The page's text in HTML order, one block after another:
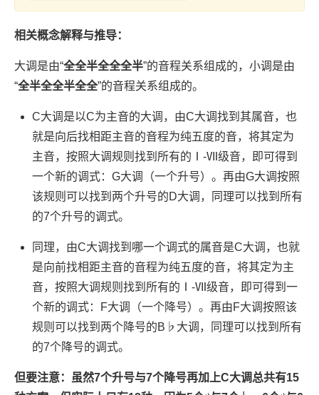
相关概念解释与推导：
大调是由“全全半全全全半”的音程关系组成的，小调是由
“全半全全半全全”的音程关系组成的。
C大调是以C为主音的大调，由C大调找到其属音，也
就是向后找相距主音的音程为纯五度的音，将其定为
主音，按照大调规则找到所有的Ⅰ-Ⅶ级音，即可得到
一个新的调式：G大调（一个升号）。再由G大调按照
该规则可以找到两个升号的D大调，同理可以找到所有
的7个升号的调式。
同理，由C大调找到哪一个调式的属音是C大调，也就
是向前找相距主音的音程为纯五度的音，将其定为主
音，按照大调规则找到所有的Ⅰ-Ⅶ级音，即可得到一
个新的调式：F大调（一个降号）。再由F大调按照该
规则可以找到两个降号的B♭大调，同理可以找到所有
的7个降号的调式。
但要注意：虽然7个升号与7个降号再加上C大调总共有15